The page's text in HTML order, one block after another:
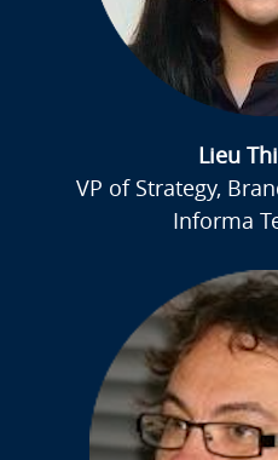
Lieu
VP of Strategy,
Informa